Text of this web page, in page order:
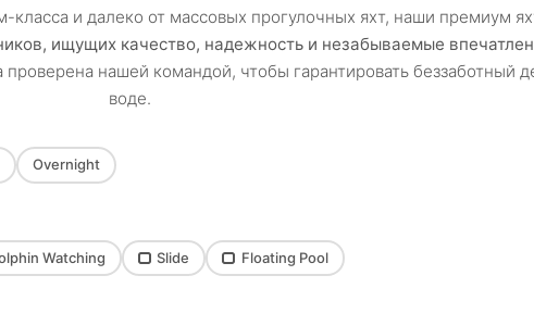
и далеко от массовых прогулочных яхт, наши премиум
ищущих качество, надежность и незабываемые
нашей командой, чтобы гарантировать беззаботный
воде.
Overnight
Watching Slide Floating Pool